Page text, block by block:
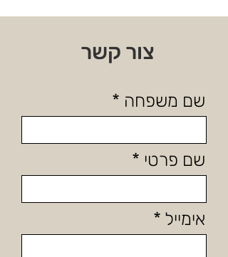
צור קשר
שם משפחה
שם פרטי
אימייל